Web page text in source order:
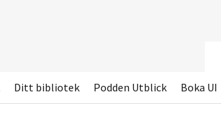
Ditt bibliotek Podden Utblick Boka UI